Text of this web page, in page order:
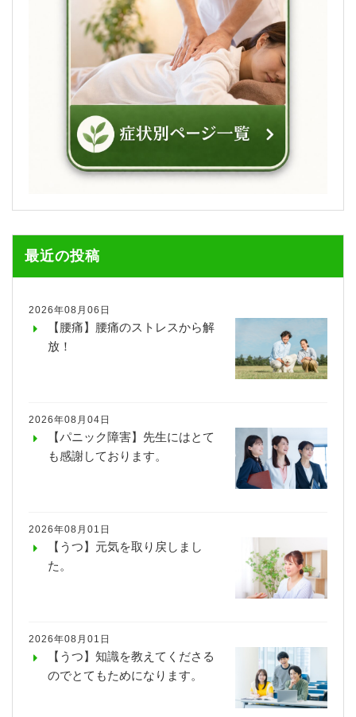
最近の投稿
2026年08月06日
【腰痛】腰痛のストレスから解
放！
2026年08月04日
【パニック障害】先生にはとて
も感謝しております。
2026年08月01日
【うつ】元気を取り戻しまし
た。
2026年08月01日
【うつ】知識を教えてくださる
のでとてもためになります。